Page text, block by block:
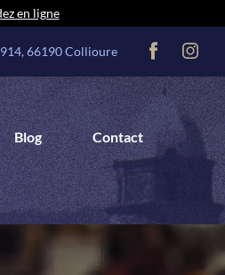
en ligne
66190 Collioure
Blog Contact